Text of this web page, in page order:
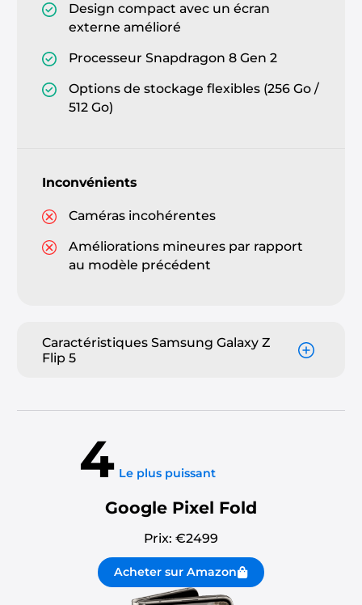
Design compact avec un écran
externe amélioré
Processeur Snapdragon 8 Gen 2
Options de stockage flexibles (256 Go /
512 Go)
Inconvénients
Caméras incohérentes
Améliorations mineures par rapport
au modèle précédent
Caractéristiques Samsung Galaxy Z
Flip 5
4 Le plus puissant
Google Pixel Fold
Prix: €2499
Acheter sur Amazon